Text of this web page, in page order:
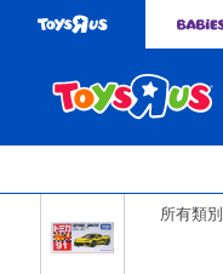
所有類別